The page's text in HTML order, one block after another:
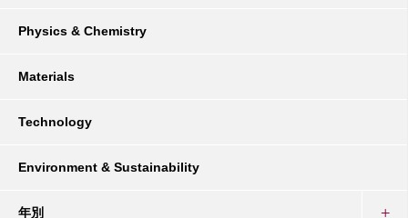
Physics & Chemistry
Materials
Technology
Environment & Sustainability
年別